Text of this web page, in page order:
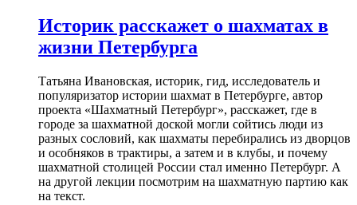
Историк расскажет о шахматах в
жизни Петербурга
Татьяна Ивановская, историк, гид, исследователь и
популяризатор истории шахмат в Петербурге, автор
проекта «Шахматный Петербург», расскажет, где в
городе за шахматной доской могли сойтись люди из
разных сословий, как шахматы перебирались из дворцов
и особняков в трактиры, а затем и в клубы, и почему
шахматной столицей России стал именно Петербург. А
на другой лекции посмотрим на шахматную партию как
на текст.